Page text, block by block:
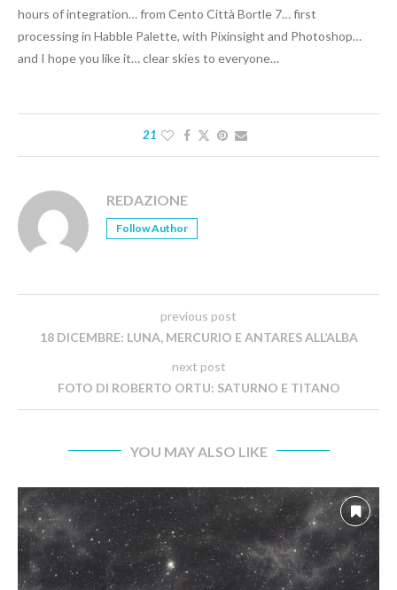
hours of integration… from Cento Città Bortle 7… first
processing in Habble Palette, with Pixinsight and Photoshop…
and I hope you like it… clear skies to everyone…
21
REDAZIONE
Follow Author
previous post
18 DICEMBRE: LUNA, MERCURIO E ANTARES ALL’ALBA
next post
FOTO DI ROBERTO ORTU: SATURNO E TITANO
YOU MAY ALSO LIKE